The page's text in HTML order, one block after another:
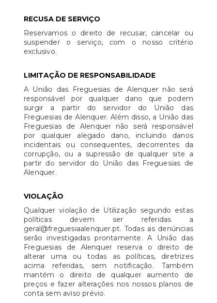
RECUSA DE SERVIÇO
Reservamos o direito de recusar, cancelar ou
suspender o serviço, com o nosso critério
exclusivo.
LIMITAÇÃO DE RESPONSABILIDADE
A União das Freguesias de Alenquer não será
responsável por qualquer dano que podem
surgir a partir do servidor do União das
Freguesias de Alenquer. Além disso, a União das
Freguesias de Alenquer não será responsável
por qualquer alegado dano, incluindo danos
incidentais ou consequentes, decorrentes da
corrupção, ou a supressão de qualquer site a
partir do servidor do União das Freguesias de
Alenquer.
VIOLAÇÃO
Qualquer violação de Utilização segundo estas
políticas devem ser referidas a
geral@freguesiaalenquer.pt. Todas as denúncias
serão investigadas prontamente. A União das
Freguesias de Alenquer reserva o direito de
alterar uma ou todas as políticas, diretrizes
acima referidas, sem notificação. Também
mantém o direito de qualquer aumento de
preços e fazer alterações nos nossos planos de
conta sem aviso prévio.